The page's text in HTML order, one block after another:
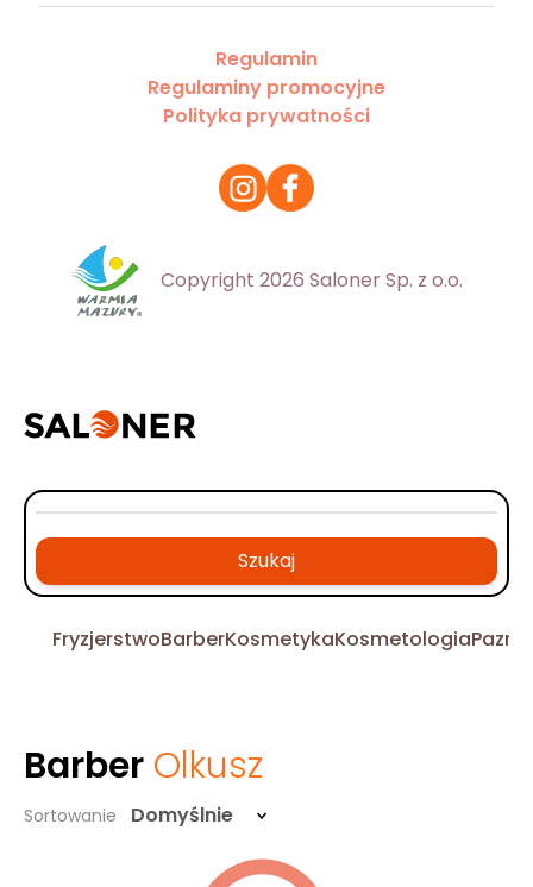
Regulamin
Regulaminy promocyjne
Polityka prywatności
Copyright 2026 Saloner Sp. z o.o.
Szukaj
FryzjerstwoBarberKosmetykaKosmetologia
Barber Olkusz
Sortowanie Domyślnie